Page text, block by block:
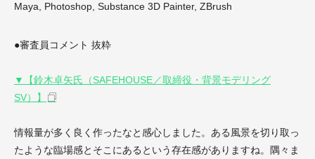
Maya, Photoshop, Substance 3D Painter, ZBrush
●審査員コメント 抜粋
▼【鈴木卓矢氏（SAFEHOUSE／取締役・背景モデリング
SV）】
情報量が多く良く作ったなと感心しました。ある風景を切り取っ
たような臨場感とそこにあるという存在感がありますね。隅々ま